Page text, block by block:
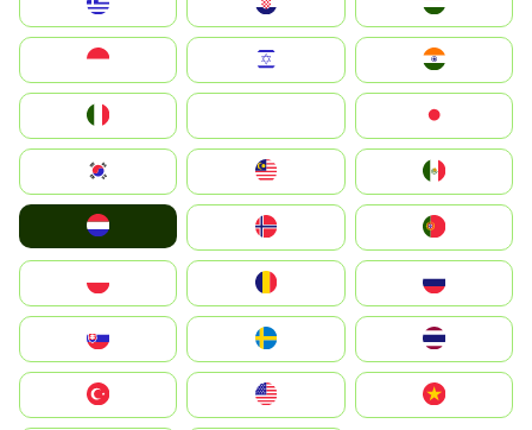
South Korea
United States